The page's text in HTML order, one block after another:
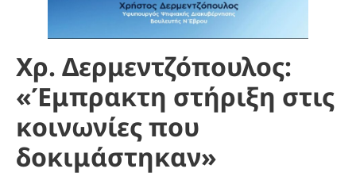
Χρ. Δερμεντζόπουλος:
«Έμπρακτη στήριξη στις
κοινωνίες που
δοκιμάστηκαν»